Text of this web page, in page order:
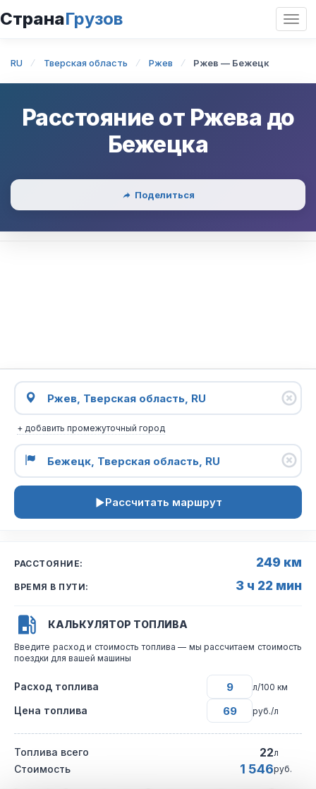
СтранаГрузов
RU Тверская область Ржев Ржев — Бежецк
Расстояние от Ржева до
Бежецка
Поделиться
+ добавить промежуточный город
Рассчитать маршрут
РАССТОЯНИЕ: 249 км
ВРЕМЯ В ПУТИ: 3 ч 22 мин
КАЛЬКУЛЯТОР ТОПЛИВА
Введите расход и стоимость топлива — мы рассчитаем стоимость
поездки для вашей машины
Расход топлива л/100 км
Цена топлива руб./л
Топлива всего 22л
Стоимость 1 546руб.